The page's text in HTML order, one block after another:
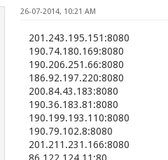
26-07-2014, 10:21 AM
201.243.195.151:8080
190.74.180.169:8080
190.206.251.66:8080
186.92.197.220:8080
200.84.43.183:8080
190.36.183.81:8080
190.199.193.110:8080
190.79.102.8:8080
201.211.231.166:8080